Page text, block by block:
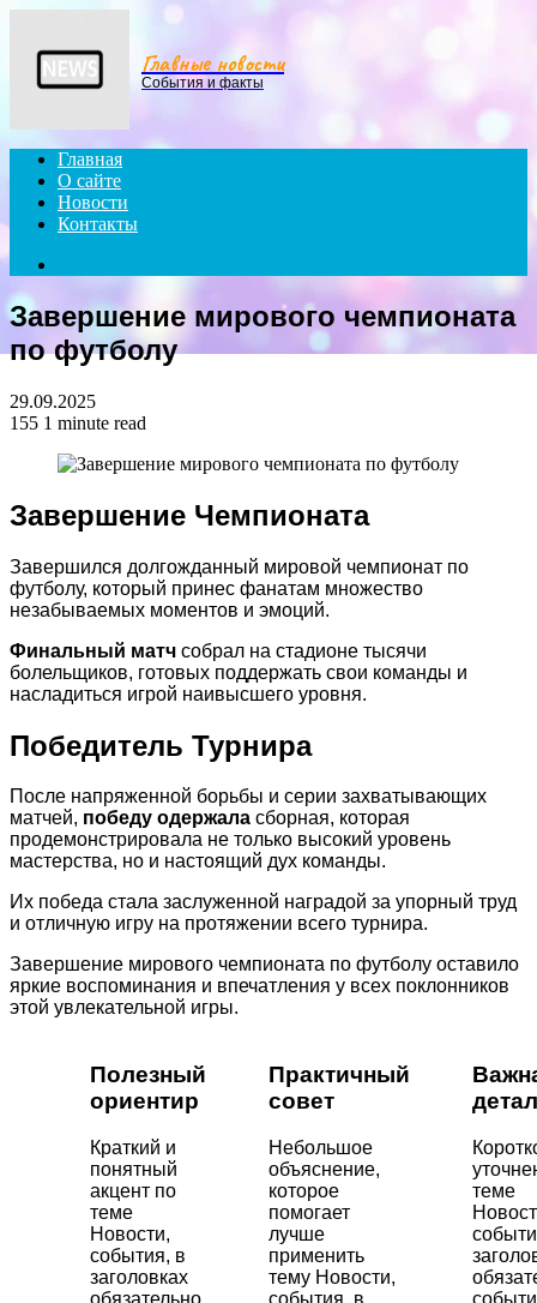
Главные новости
События и факты
Главная
О сайте
Новости
Контакты
Завершение мирового чемпионата
по футболу
29.09.2025
155 1 minute read
Завершение Чемпионата
Завершился долгожданный мировой чемпионат по
футболу, который принес фанатам множество
незабываемых моментов и эмоций.
Финальный матч собрал на стадионе тысячи
болельщиков, готовых поддержать свои команды и
насладиться игрой наивысшего уровня.
Победитель Турнира
После напряженной борьбы и серии захватывающих
матчей, победу одержала сборная, которая
продемонстрировала не только высокий уровень
мастерства, но и настоящий дух команды.
Их победа стала заслуженной наградой за упорный труд
и отличную игру на протяжении всего турнира.
Завершение мирового чемпионата по футболу оставило
яркие воспоминания и впечатления у всех поклонников
этой увлекательной игры.
Полезный
ориентир
Краткий и
понятный
акцент по
теме
Новости,
события, в
заголовках
Практичный
совет
Небольшое
объяснение,
которое
помогает
лучше
применить
тему Новости,
теме